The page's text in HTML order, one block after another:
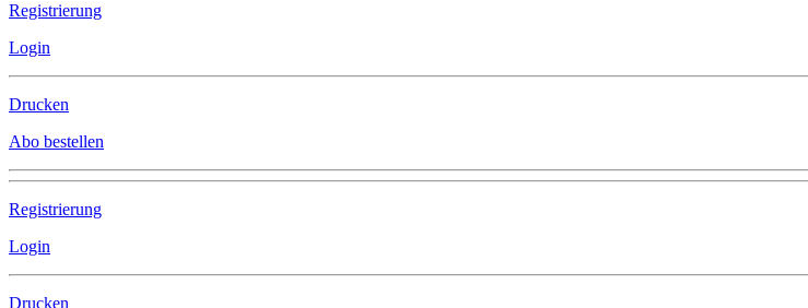
Registrierung
Login
Drucken
Abo bestellen
Registrierung
Login
Drucken